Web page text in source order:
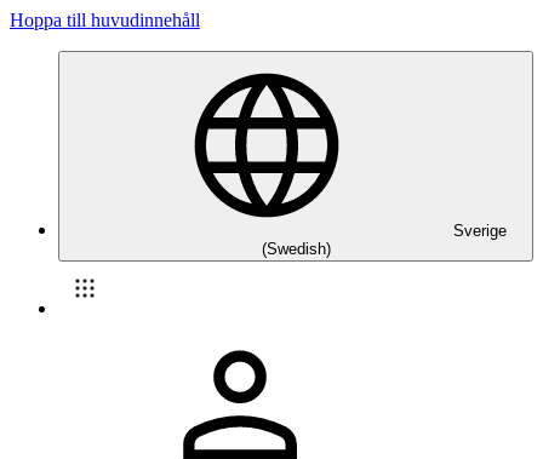
Hoppa till huvudinnehåll
Sverige
(Swedish)